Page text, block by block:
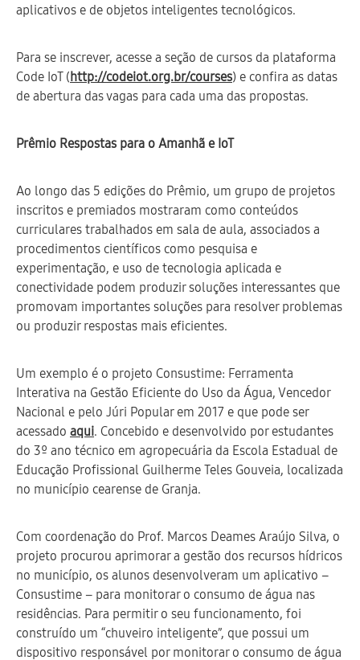
aplicativos e de objetos inteligentes tecnológicos.
Para se inscrever, acesse a seção de cursos da plataforma
Code IoT (http://codeiot.org.br/courses) e confira as datas
de abertura das vagas para cada uma das propostas.
Prêmio Respostas para o Amanhã e IoT
Ao longo das 5 edições do Prêmio, um grupo de projetos
inscritos e premiados mostraram como conteúdos
curriculares trabalhados em sala de aula, associados a
procedimentos científicos como pesquisa e
experimentação, e uso de tecnologia aplicada e
conectividade podem produzir soluções interessantes que
promovam importantes soluções para resolver problemas
ou produzir respostas mais eficientes.
Um exemplo é o projeto Consustime: Ferramenta
Interativa na Gestão Eficiente do Uso da Água, Vencedor
Nacional e pelo Júri Popular em 2017 e que pode ser
acessado aqui. Concebido e desenvolvido por estudantes
do 3º ano técnico em agropecuária da Escola Estadual de
Educação Profissional Guilherme Teles Gouveia, localizada
no município cearense de Granja.
Com coordenação do Prof. Marcos Deames Araújo Silva, o
projeto procurou aprimorar a gestão dos recursos hídricos
no município, os alunos desenvolveram um aplicativo ‒
Consustime ‒ para monitorar o consumo de água nas
residências. Para permitir o seu funcionamento, foi
construído um “chuveiro inteligente”, que possui um
dispositivo responsável por monitorar o consumo de água